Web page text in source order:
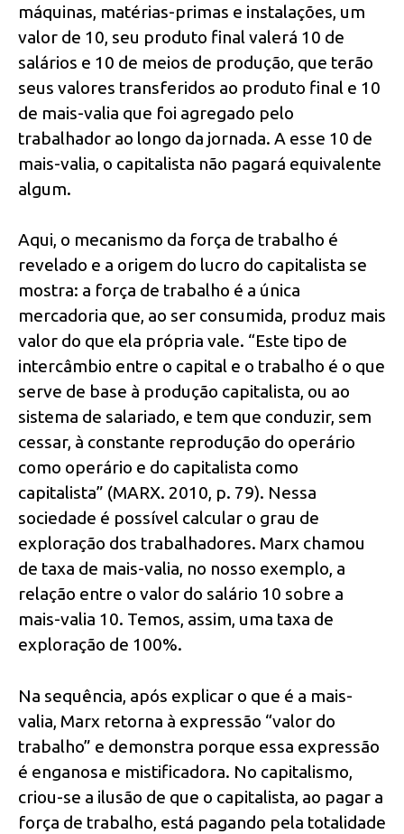
máquinas, matérias-primas e instalações, um
valor de 10, seu produto final valerá 10 de
salários e 10 de meios de produção, que terão
seus valores transferidos ao produto final e 10
de mais-valia que foi agregado pelo
trabalhador ao longo da jornada. A esse 10 de
mais-valia, o capitalista não pagará equivalente
algum.
Aqui, o mecanismo da força de trabalho é
revelado e a origem do lucro do capitalista se
mostra: a força de trabalho é a única
mercadoria que, ao ser consumida, produz mais
valor do que ela própria vale. “Este tipo de
intercâmbio entre o capital e o trabalho é o que
serve de base à produção capitalista, ou ao
sistema de salariado, e tem que conduzir, sem
cessar, à constante reprodução do operário
como operário e do capitalista como
capitalista” (MARX. 2010, p. 79). Nessa
sociedade é possível calcular o grau de
exploração dos trabalhadores. Marx chamou
de taxa de mais-valia, no nosso exemplo, a
relação entre o valor do salário 10 sobre a
mais-valia 10. Temos, assim, uma taxa de
exploração de 100%.
Na sequência, após explicar o que é a mais-
valia, Marx retorna à expressão “valor do
trabalho” e demonstra porque essa expressão
é enganosa e mistificadora. No capitalismo,
criou-se a ilusão de que o capitalista, ao pagar a
força de trabalho, está pagando pela totalidade